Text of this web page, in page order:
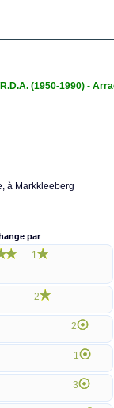
(1950-1990) -
à Markkleeberg
par
1
2
2
1
3